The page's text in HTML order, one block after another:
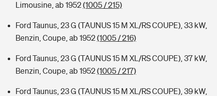
Limousine, ab 1952(1005 / 215)
Ford Taunus, 23 G (TAUNUS 15 M XL/RS COUPE), 33 kW,
Benzin, Coupe, ab 1952(1005 / 216)
Ford Taunus, 23 G (TAUNUS 15 M XL/RS COUPE), 37 kW,
Benzin, Coupe, ab 1952(1005 / 217)
Ford Taunus, 23 G (TAUNUS 15 M XL/RS COUPE), 39 kW,